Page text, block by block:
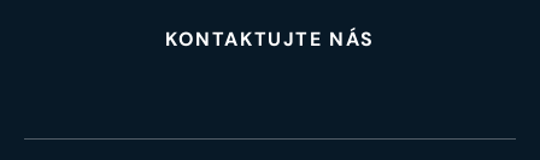
KONTAKTUJTE NÁS